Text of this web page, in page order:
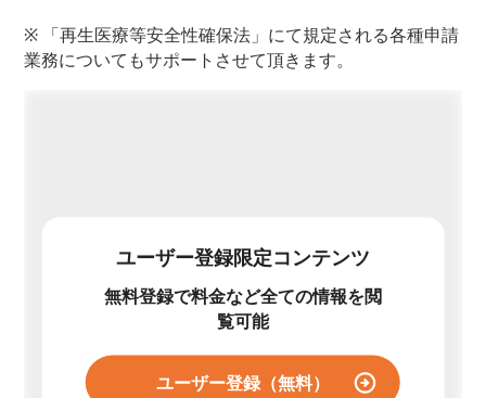
※ 「再生医療等安全性確保法」にて規定される各種申請
業務についてもサポートさせて頂きます。
ユーザー登録限定コンテンツ
無料登録で料金など全ての情報を閲
覧可能
ユーザー登録（無料）